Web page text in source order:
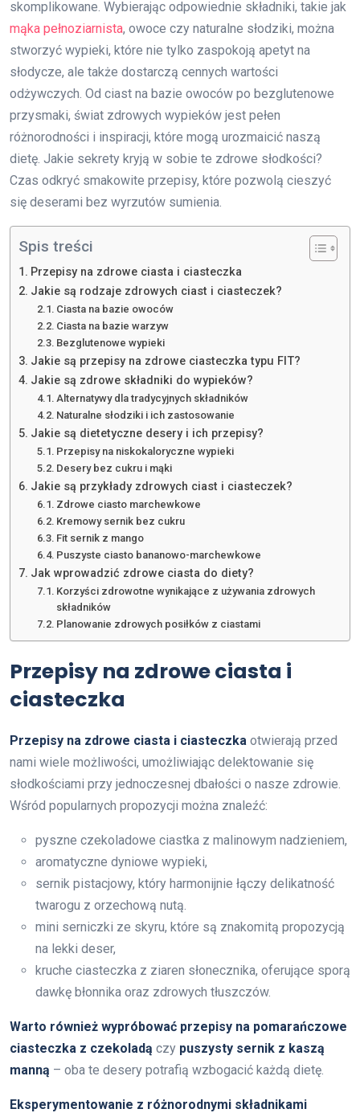
skomplikowane. Wybierając odpowiednie składniki, takie jak
mąka pełnoziarnista, owoce czy naturalne słodziki, można
stworzyć wypieki, które nie tylko zaspokoją apetyt na
słodycze, ale także dostarczą cennych wartości
odżywczych. Od ciast na bazie owoców po bezglutenowe
przysmaki, świat zdrowych wypieków jest pełen
różnorodności i inspiracji, które mogą urozmaicić naszą
dietę. Jakie sekrety kryją w sobie te zdrowe słodkości?
Czas odkryć smakowite przepisy, które pozwolą cieszyć
się deserami bez wyrzutów sumienia.
Spis treści
Przepisy na zdrowe ciasta i ciasteczka
Jakie są rodzaje zdrowych ciast i ciasteczek?
Ciasta na bazie owoców
Ciasta na bazie warzyw
Bezglutenowe wypieki
Jakie są przepisy na zdrowe ciasteczka typu FIT?
Jakie są zdrowe składniki do wypieków?
Alternatywy dla tradycyjnych składników
Naturalne słodziki i ich zastosowanie
Jakie są dietetyczne desery i ich przepisy?
Przepisy na niskokaloryczne wypieki
Desery bez cukru i mąki
Jakie są przykłady zdrowych ciast i ciasteczek?
Zdrowe ciasto marchewkowe
Kremowy sernik bez cukru
Fit sernik z mango
Puszyste ciasto bananowo-marchewkowe
Jak wprowadzić zdrowe ciasta do diety?
Korzyści zdrowotne wynikające z używania zdrowych
składników
Planowanie zdrowych posiłków z ciastami
Przepisy na zdrowe ciasta i
ciasteczka
Przepisy na zdrowe ciasta i ciasteczka otwierają przed
nami wiele możliwości, umożliwiając delektowanie się
słodkościami przy jednoczesnej dbałości o nasze zdrowie.
Wśród popularnych propozycji można znaleźć:
pyszne czekoladowe ciastka z malinowym nadzieniem,
aromatyczne dyniowe wypieki,
sernik pistacjowy, który harmonijnie łączy delikatność
twarogu z orzechową nutą.
mini serniczki ze skyru, które są znakomitą propozycją
na lekki deser,
kruche ciasteczka z ziaren słonecznika, oferujące sporą
dawkę błonnika oraz zdrowych tłuszczów.
Warto również wypróbować przepisy na pomarańczowe
ciasteczka z czekoladą czy puszysty sernik z kaszą
manną – oba te desery potrafią wzbogacić każdą dietę.
Eksperymentowanie z różnorodnymi składnikami